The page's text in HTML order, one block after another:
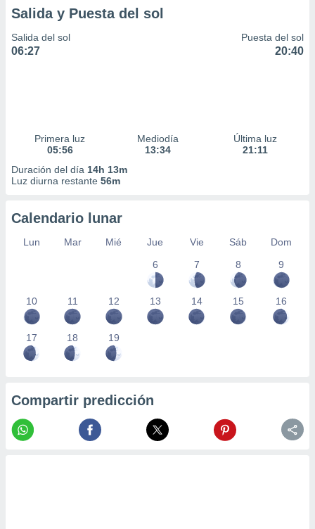
Salida y Puesta del sol
Salida del sol
06:27
Puesta del sol
20:40
Primera luz
05:56
Mediodía
13:34
Última luz
21:11
Duración del día 14h 13m
Luz diurna restante 56m
Calendario lunar
Lun Mar Mié Jue Vie Sáb
Dom
6
7 8 9
10 11 12 13 14 15 16
17 18 19
Compartir predicción